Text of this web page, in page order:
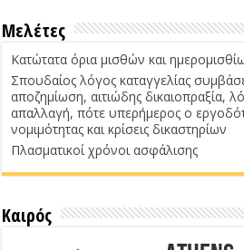
Μελέτες
Κατώτατα όρια μισθών και
Σπουδαίος λόγος καταγγελίας
αποζημίωση, αιτιώδης δικαιοπραξία,
απαλλαγή, πότε υπερήμερος ο
νομιμότητας και κρίσεις δικαστηρίων
Πλασματικοί χρόνοι ασφάλισης
Καιρός